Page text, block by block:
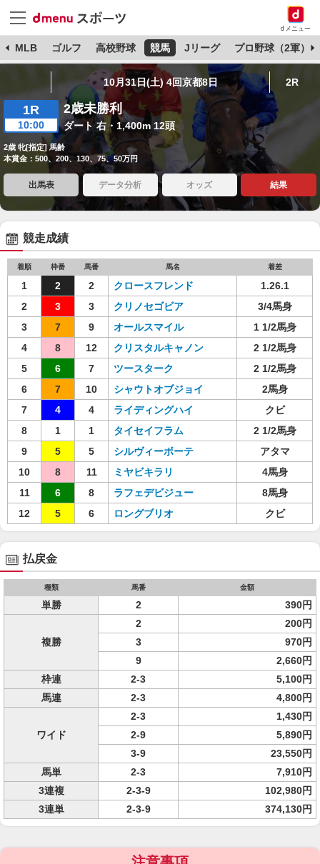
dメニュー
MLB ゴルフ 高校野球 競馬 Jリーグ プロ野球（2軍）
10月31日(土) 4回京都8日 2R
1R
10:00
2歳未勝利
ダート 右・1,400m 12頭
2歳 牝[指定] 馬齢
本賞金：500、200、130、75、50万円
出馬表 データ分析 オッズ 結果
競走成績
着順 枠番 馬番 馬名 着差
1 2 2 クロースフレンド
1.26.1
2
3 3 クリノセゴビア
3/4馬身
3
7 9 オールスマイル
1 1/2馬身
4
8 12 クリスタルキャノン
2 1/2馬身
5
6 7 ツースターク
2 1/2馬身
6
7 10 シャウトオブジョイ
2馬身
7
4 4 ライディングハイ
クビ
8
1 1 タイセイフラム
2 1/2馬身
9
5 5 シルヴィーボーテ
アタマ
10
8 11 ミヤビキラリ
4馬身
11
6 8 ラフェデビジュー
8馬身
12
5 6 ロングブリオ クビ
払戻金
種類 馬番 金額
単勝 2 390円
複勝
2
200円
3
970円
9
2,660円
枠連
2-3
5,100円
馬連
2-3 4,800円
ワイド
2-3
1,430円
2-9
5,890円
3-9
23,550円
馬単
2-3
7,910円
3連複
2-3-9
102,980円
3連単
2-3-9 374,130円